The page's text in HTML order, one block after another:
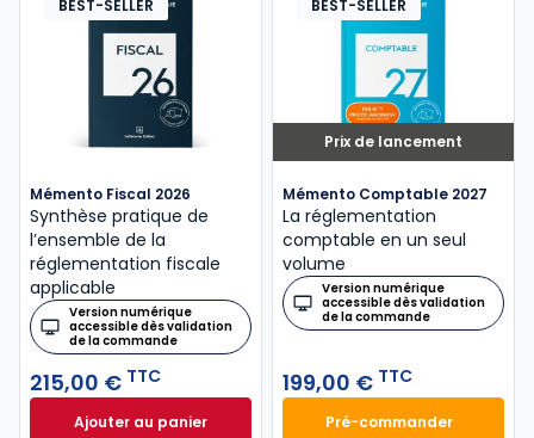
BEST-SELLER
Mémento Fiscal 2026
Synthèse pratique de
l’ensemble de la
réglementation fiscale
applicable
Version numérique
accessible dès validation
de la commande
215,00 € TTC
Ajouter au panierMémento Fiscal 2026 à 215,00 € TTC
Prix de lancement
BEST-SELLER
Mémento Comptable 2027
La réglementation
comptable en un seul
volume
Version numérique
accessible dès validation
de la commande
199,00 € TTC
Pré-commander
Mémento